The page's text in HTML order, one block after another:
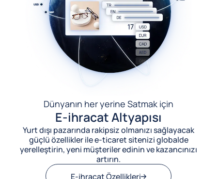
Dünyanın her yerine Satmak için
E-ihracat Altyapısı
Yurt dışı pazarında rakipsiz olmanızı sağlayacak
güçlü özellikler ile e-ticaret sitenizi globalde
yerelleştirin, yeni müşteriler edinin ve kazancınızı
artırın.
E-ihracat Özellikleri